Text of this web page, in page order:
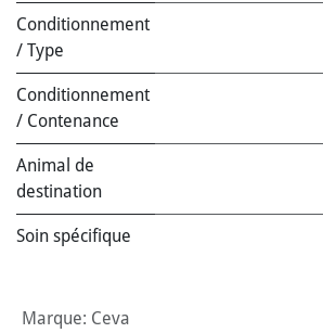
Conditionnement
/ Type
Conditionnement
/ Contenance
Animal de
destination
Soin spécifique
Marque: Ceva